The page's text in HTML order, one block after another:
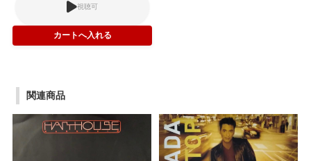
視聴可
関連商品